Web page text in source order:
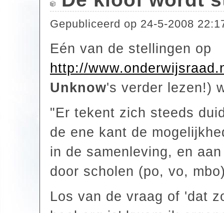
Gepubliceerd op 24-5-2008
Eén van de stellingen op
http://
Unknow's verder lezen!)
"Er tekent zich steeds
de ene kant de
in de samenleving, en
door scholen (po, vo,
Los van de vraag of 'dat